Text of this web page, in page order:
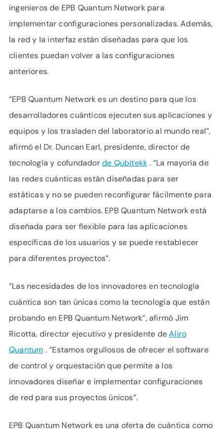
ingenieros de EPB Quantum Network para
implementar configuraciones personalizadas. Además,
la red y la interfaz están diseñadas para que los
clientes puedan volver a las configuraciones
anteriores.
“EPB Quantum Network es un destino para que los
desarrolladores cuánticos ejecuten sus aplicaciones y
equipos y los trasladen del laboratorio al mundo real”,
afirmó el Dr. Duncan Earl, presidente, director de
tecnología y cofundadorde Qubitekk . “La mayoría de
las redes cuánticas están diseñadas para ser
estáticas y no se pueden reconfigurar fácilmente para
adaptarse a los cambios. EPB Quantum Network está
diseñada para ser flexible para las aplicaciones
específicas de los usuarios y se puede restablecer
para diferentes proyectos”.
“Las necesidades de los innovadores en tecnología
cuántica son tan únicas como la tecnología que están
probando en EPB Quantum Network”, afirmó Jim
Ricotta, director ejecutivo y presidente deAliro
Quantum . “Estamos orgullosos de ofrecer el software
de control y orquestación que permite a los
innovadores diseñar e implementar configuraciones
de red para sus proyectos únicos”.
EPB Quantum Network es una oferta de cuántica como